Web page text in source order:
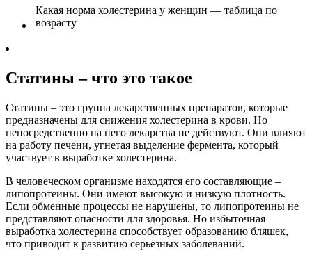
Какая норма холестерина у женщин — таблица по
возрасту
Статины – что это такое
Статины – это группа лекарственных препаратов, которые
предназначены для снижения холестерина в крови. Но
непосредственно на него лекарства не действуют. Они влияют
на работу печени, угнетая выделение фермента, который
участвует в выработке холестерина.
В человеческом организме находятся его составляющие –
липопротеины. Они имеют высокую и низкую плотность.
Если обменные процессы не нарушены, то липопротеины не
представляют опасности для здоровья. Но избыточная
выработка холестерина способствует образованию бляшек,
что приводит к развитию серьезных заболеваний.